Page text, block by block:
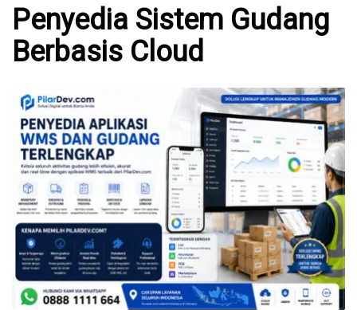
Penyedia Sistem Gudang
Berbasis Cloud